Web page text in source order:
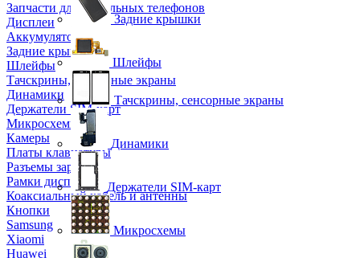
Запчасти для мобильных телефонов
Дисплеи
Аккумуляторы
Задние крышки
Шлейфы
Тачскрины, сенсорные экраны
Динамики
Держатели SIM-карт
Микросхемы
Камеры
Платы клавиатуры
Разъемы зарядки
Рамки дисплея
Коаксиальный кабель и антенны
Кнопки
Samsung
Xiaomi
Huawei
Задние крышки
Шлейфы
Тачскрины, сенсорные экраны
Динамики
Держатели SIM-карт
Микросхемы